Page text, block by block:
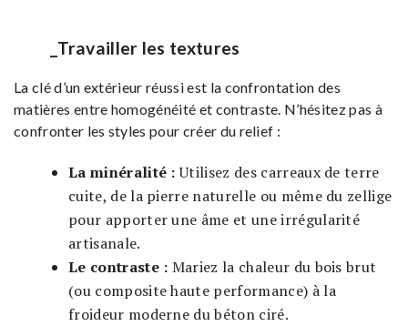
_Travailler les textures
La clé d’un extérieur réussi est la confrontation des
matières entre homogénéité et contraste. N’hésitez pas à
confronter les styles pour créer du relief :
La minéralité :Utilisez des carreaux de terre
cuite, de la pierre naturelle ou même du zellige
pour apporter une âme et une irrégularité
artisanale.
Le contraste : Mariez la chaleur du bois brut
(ou composite haute performance) à la
froideur moderne du béton ciré.